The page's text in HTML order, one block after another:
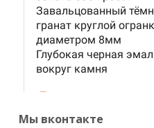
Мы вконтакте